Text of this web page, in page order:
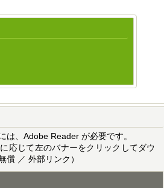
は、Adobe Reader が必要です。
応じて左のバナーをクリックしてダウ
償 ／ 外部リンク）